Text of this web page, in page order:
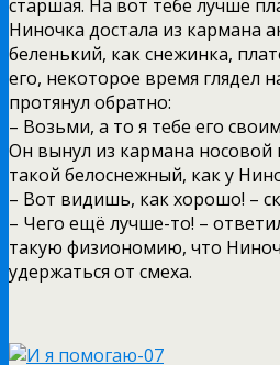
старшая. На вот тебе лучше
Ниночка достала из кармана
беленький, как снежинка,
его, некоторое время глядел
протянул обратно:
– Возьми, а то я тебе его
Он вынул из кармана носовой
такой белоснежный, как у
– Вот видишь, как хорошо! –
– Чего ещё лучше-то! –
такую физиономию, что
удержаться от смеха.